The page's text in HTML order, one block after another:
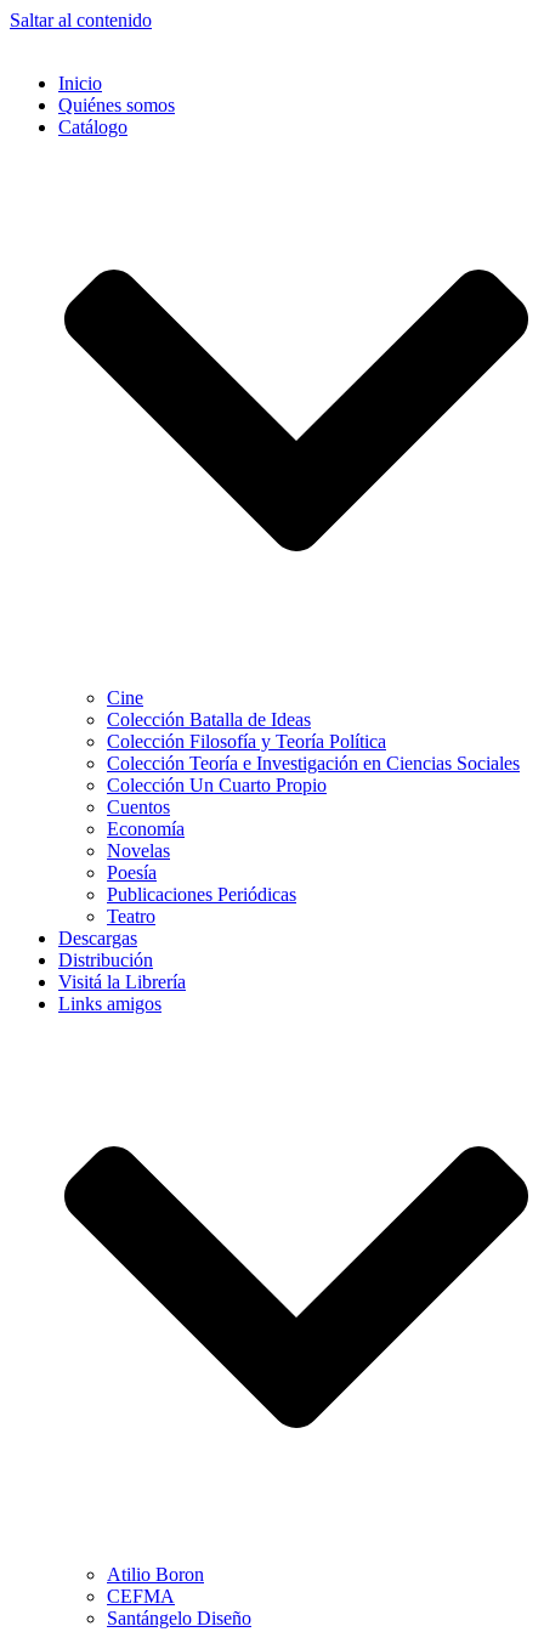
Saltar al contenido
Inicio
Quiénes somos
Catálogo
Cine
Colección Batalla de Ideas
Colección Filosofía y Teoría Política
Colección Teoría e Investigación en Ciencias Sociales
Colección Un Cuarto Propio
Cuentos
Economía
Novelas
Poesía
Publicaciones Periódicas
Teatro
Descargas
Distribución
Visitá la Librería
Links amigos
Atilio Boron
CEFMA
Santángelo Diseño